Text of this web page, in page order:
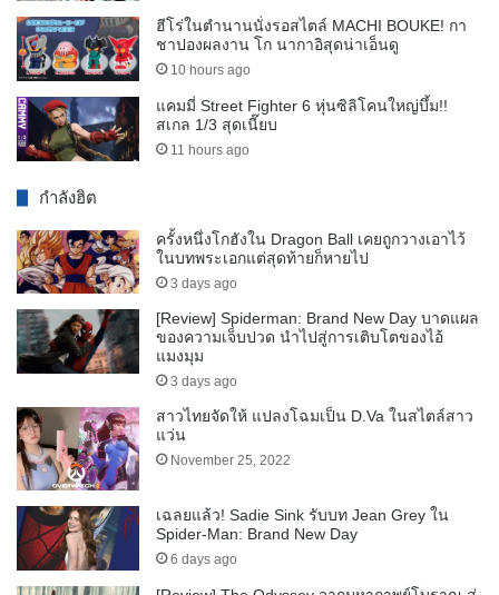
ฮีโร่ในตำนานนั่งรอสไตล์ MACHI BOUKE! กา
ชาปองผลงาน โก นากาอิสุดน่าเอ็นดู
10 hours ago
แคมมี่ Street Fighter 6 หุ่นซิลิโคนใหญ่บึ้ม!!
สเกล 1/3 สุดเนี๊ยบ
11 hours ago
กำลังฮิต
ครั้งหนึ่งโกฮังใน Dragon Ball เคยถูกวางเอาไว้
ในบทพระเอกแต่สุดท้ายก็หายไป
3 days ago
[Review] Spiderman: Brand New Day บาดแผล
ของความเจ็บปวด นำไปสู่การเติบโตของไอ้
แมงมุม
3 days ago
สาวไทยจัดให้ แปลงโฉมเป็น D.Va ในสไตล์สาว
แว่น
November 25, 2022
เฉลยแล้ว! Sadie Sink รับบท Jean Grey ใน
Spider-Man: Brand New Day
6 days ago